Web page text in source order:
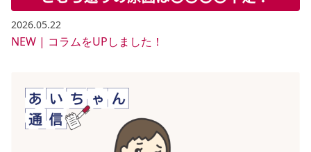
2026.05.22
NEW | コラムをUPしました！